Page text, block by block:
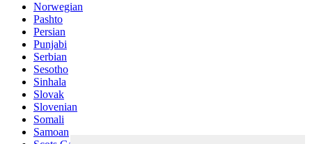
Norwegian
Pashto
Persian
Punjabi
Serbian
Sesotho
Sinhala
Slovak
Slovenian
Somali
Samoan